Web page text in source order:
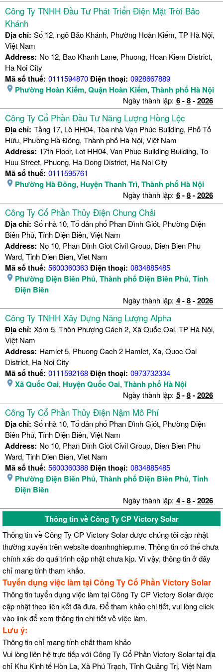
Công Ty TNHH Đầu Tư Phát Triển Điện Mặt Trời Bảo
Khánh
Địa chỉ: Số 12, ngõ Bảo Khánh, Phường Hoàn Kiếm, TP Hà Nội,
Việt Nam
Address: No 12, Bao Khanh Lane, Phuong, Hoan Kiem District,
Ha Noi City
Mã số thuế: 0111594870Điện thoại: 0928667889
Phường Hoàn Kiếm, Quận Hoàn Kiếm, Thành phố Hà Nội
Ngày thành lập: 6-8-2026
Công Ty Cổ Phần Đầu Tư Năng Lượng Hồng Lộc
Địa chỉ: Tầng 17, Lô HH04, Tòa nhà Vạn Phúc Building, Phố Tố
Hữu, Phường Hà Đông, Thành phố Hà Nội, Việt Nam
Address: 17th Floor, Lot HH04, Van Phuc Building Building, To
Huu Street, Phuong, Ha Dong District, Ha Noi City
Mã số thuế: 0111595761
Phường Hà Đông, Huyện Thanh Trì, Thành phố Hà Nội
Ngày thành lập: 6-8-2026
Công Ty Cổ Phần Thủy Điện Chung Chải
Địa chỉ: Số nhà 10, Tổ dân phố Phan Đình Giót, Phường Điện
Biên Phủ, Tỉnh Điện Biên, Việt Nam
Address: No 10, Phan Dinh Giot Civil Group, Dien Bien Phu
Ward, Tinh Dien Bien, Viet Nam
Mã số thuế: 5600360363Điện thoại: 0834885485
Phường Điện Biên Phủ, Thành phố Điện Biên Phủ, Tỉnh
Điện Biên
Ngày thành lập: 4-8-2026
Công Ty TNHH Xây Dựng Năng Lượng Alpha
Địa chỉ: Xóm 5, Thôn Phượng Cách 2, Xã Quốc Oai, TP Hà Nội,
Việt Nam
Address: Hamlet 5, Phuong Cach 2 Hamlet, Xa, Quoc Oai
District, Ha Noi City
Mã số thuế: 0111592168Điện thoại: 0973732334
Xã Quốc Oai, Huyện Quốc Oai, Thành phố Hà Nội
Ngày thành lập: 5-8-2026
Công Ty Cổ Phần Thủy Điện Nậm Mô Phí
Địa chỉ: Số nhà 10, Tổ dân phố Phan Đình Giót, Phường Điện
Biên Phủ, Tỉnh Điện Biên, Việt Nam
Address: No 10, Phan Dinh Giot Civil Group, Dien Bien Phu
Ward, Tinh Dien Bien, Viet Nam
Mã số thuế: 5600360388Điện thoại: 0834885485
Phường Điện Biên Phủ, Thành phố Điện Biên Phủ, Tỉnh
Điện Biên
Ngày thành lập: 4-8-2026
Thông tin về Công Ty CP Victory Solar
Thông tin về Công Ty CP Victory Solar được chúng tôi cập nhật
thường xuyên trên website doanhnghiep.me. Thông tin có thể chưa
chính xác do quá trình cập nhật chưa kịp. Vì vậy, thông tin ở đây
chỉ mang tính tham khảo.
Tuyển dụng việc làm tại Công Ty Cổ Phần Victory Solar
Thông tin tuyển dụng việc làm tại Công Ty CP Victory Solar được
cập nhật theo liên kết đã đưa. Để tham khảo chi tiết, vui lòng click
vào link để xem thông tin chi tiết về việc làm.
Lưu ý:
Thông tin chỉ mang tính chất tham khảo
Vui lòng liên hệ trực tiếp với Công Ty Cổ Phần Victory Solar tại địa
chỉ Khu Kinh tế Hòn La, Xã Phú Trạch, Tỉnh Quảng Trị, Việt Nam